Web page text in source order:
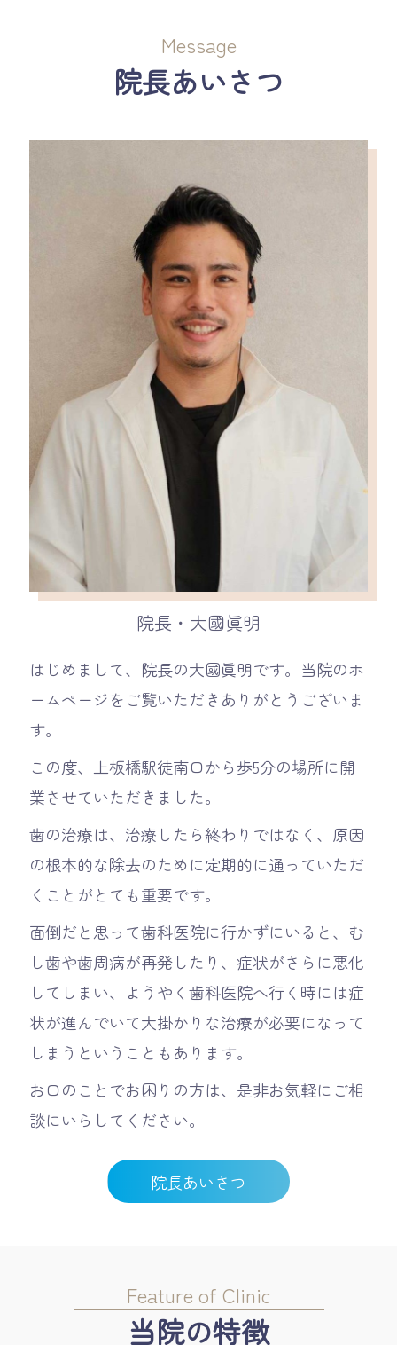
Message
院長あいさつ
院長・大國眞明
はじめまして、院長の大國眞明です。当院のホ
ームページをご覧いただきありがとうございま
す。
この度、上板橋駅徒南口から歩5分の場所に開
業させていただきました。
歯の治療は、治療したら終わりではなく、原因
の根本的な除去のために定期的に通っていただ
くことがとても重要です。
面倒だと思って歯科医院に行かずにいると、む
し歯や歯周病が再発したり、症状がさらに悪化
してしまい、ようやく歯科医院へ行く時には症
状が進んでいて大掛かりな治療が必要になって
しまうということもあります。
お口のことでお困りの方は、是非お気軽にご相
談にいらしてください。
院長あいさつ
Feature of Clinic
当院の特徴